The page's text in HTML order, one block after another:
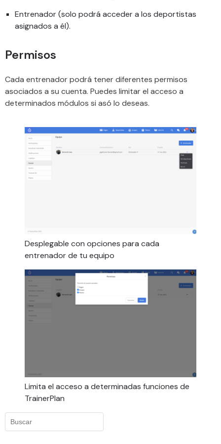
Entrenador (solo podrá acceder a los deportistas
asignados a él).
Permisos
Cada entrenador podrá tener diferentes permisos
asociados a su cuenta. Puedes limitar el acceso a
determinados módulos si asó lo deseas.
Desplegable con opciones para cada
entrenador de tu equipo
Limita el acceso a determinadas funciones de
TrainerPlan